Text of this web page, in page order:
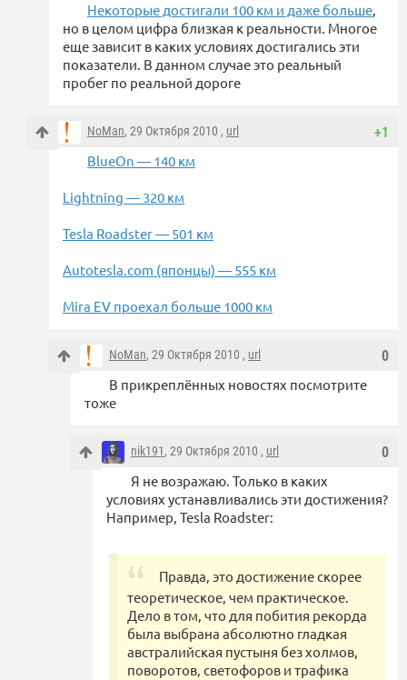
Некоторые достигали 100 км и даже больше,
но в целом цифра близкая к реальности. Многое
еще зависит в каких условиях достигались эти
показатели. В данном случае это реальный
пробег по реальной дороге
+1
NoMan, 29 Октября 2010 , url
BlueOn — 140 км
Lightning — 320 км
Tesla Roadster — 501 км
Autotesla.com (японцы) — 555 км
Mira EV проехал больше 1000 км
0
NoMan, 29 Октября 2010 , url
В прикреплённых новостях посмотрите
тоже
0
nik191, 29 Октября 2010 , url
Я не возражаю. Только в каких
условиях устанавливались эти достижения?
Например, Tesla Roadster:
Правда, это достижение скорее
теоретическое, чем практическое.
Дело в том, что для побития рекорда
была выбрана абсолютно гладкая
австралийская пустыня без холмов,
поворотов, светофоров и трафика